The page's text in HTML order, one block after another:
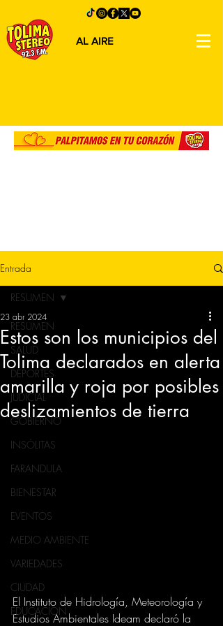
AL AIRE
Entrada
RESUMEN
SALUD
DEPORTES
JUDICIAL
GOBIERNO
INSÓLITAS
FARANDULA
BIENESTAR
EVENTOS
MEDIO AMBIENTE
VARIEDADES
CIUDAD
EDUCACION
RESUMEN
Estos son los municipios del
Tolima declarados en alerta
amarilla y roja por posibles
deslizamientos de tierra
23 abr 2024
El Instituto de Hidrología, Meteorología y
Estudios Ambientales Ideam declaró la